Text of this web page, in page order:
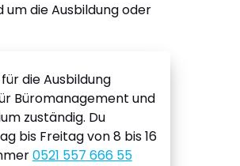
die Ausbildung oder
die Ausbildung
Büromanagement und
zuständig. Du
bis Freitag von 8 bis 16
0521 557 666 55